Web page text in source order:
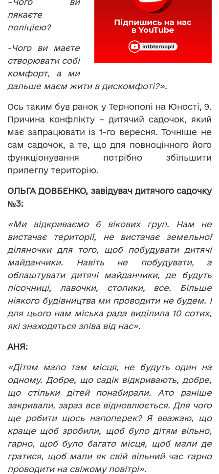
лякаєте
поліцією?
-Чого ви маєте
створювати собі
комфорт, а ми
дальше маєм жити в дискомфоті?».
Ось таким був ранок у Тернополі на Юності, 9.
Причина конфлікту – дитячий садочок, який
має запрацювати із 1-го вересня. Точніше не
сам садочок, а те, що для повноцінного його
функціонування потрібно збільшити
прилеглу територію.
ОЛЬГА ДОВБЕНКО, завідувач дитячого садочку
№3:
«Ми відкриваємо 6 вікових груп. Нам не
вистачає території, не вистачає земельної
діляночки для того, щоб побудувати дитячі
майданчики. Навіть не побудувати, а
облаштувати дитячі майданчики, де будуть
пісочниці, лавочки, столики, все. Більше
ніякого будівництва ми проводити не будем. І
для цього нам міська рада виділила 10 сотих,
які знаходяться зліва від нас».
АНЯ:
«Дітям мало там місця, не будуть один на
одному. Добре, що садік відкривають, добре,
що стільки дітей понабирали. Ато раніше
закривали, зараз все відновлюється. Для чого
ще робити щось напоперек? Я вважаю, що
краще щоб зробили, щоб було дітям вільно,
гарно, щоб було багато місця, щоб мали де
гратися, щоб мали як свій вільний час гарно
проводити на свіжому повітрі».